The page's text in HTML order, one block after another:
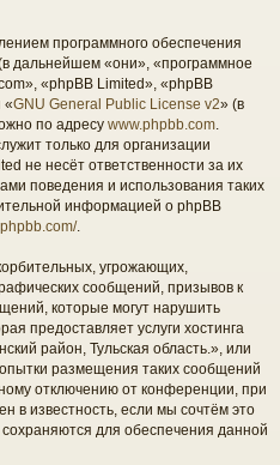
программного обеспечения
дальнейшем «они», «программное
«phpBB Limited», «phpBB
«GNU General Public License v2» (в
по адресу www.phpbb.com
только для организации
не несёт ответственности за их
поведения и использования таких
информацией о phpBB
.
угрожающих,
сообщений, призывов к
которые могут нарушить
предоставляет услуги хостинга
район, Тульская область.», или
размещения таких сообщений
отключению от конференции, при
в известность, если мы сочтём это
для обеспечения данной